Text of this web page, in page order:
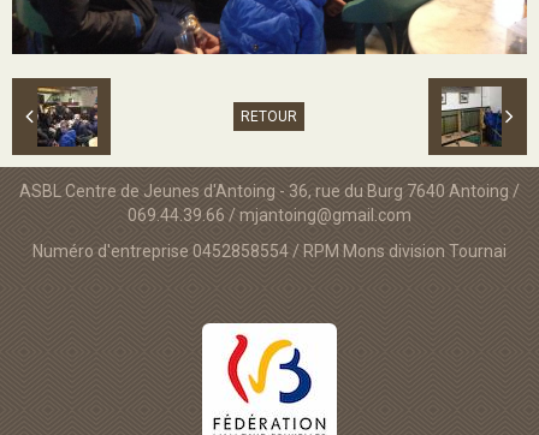
RETOUR
ASBL Centre de Jeunes d'Antoing - 36, rue du Burg 7640 Antoing /
069.44.39.66 / mjantoing@gmail.com
Numéro d'entreprise 0452858554 / RPM Mons division Tournai